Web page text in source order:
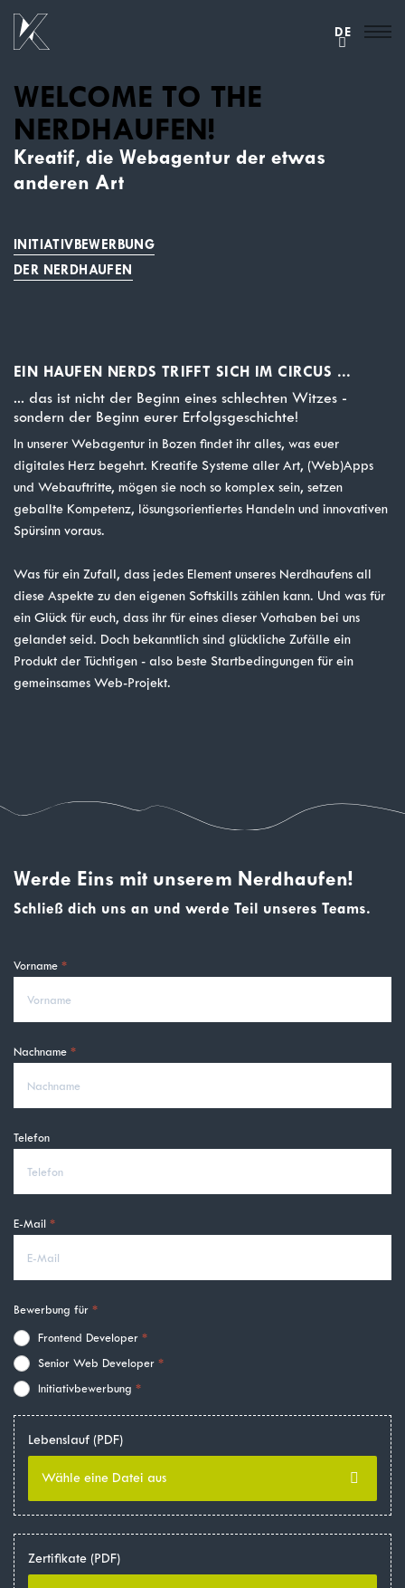
DE
WELCOME TO THE
NERDHAUFEN!
Kreatif, die Webagentur der etwas
anderen Art
INITIATIVBEWERBUNG
DER NERDHAUFEN
EIN HAUFEN NERDS TRIFFT SICH IM CIRCUS ...
... das ist nicht der Beginn eines schlechten Witzes -
sondern der Beginn eurer Erfolgsgeschichte!
In unserer Webagentur in Bozen findet ihr alles, was euer
digitales Herz begehrt. Kreatife Systeme aller Art, (Web)Apps
und Webauftritte, mögen sie noch so komplex sein, setzen
geballte Kompetenz, lösungsorientiertes Handeln und innovativen
Spürsinn voraus.
Was für ein Zufall, dass jedes Element unseres Nerdhaufens all
diese Aspekte zu den eigenen Softskills zählen kann. Und was für
ein Glück für euch, dass ihr für eines dieser Vorhaben bei uns
gelandet seid. Doch bekanntlich sind glückliche Zufälle ein
Produkt der Tüchtigen - also beste Startbedingungen für ein
gemeinsames Web-Projekt.
Werde Eins mit unserem Nerdhaufen!
Schließ dich uns an und werde Teil unseres Teams.
Vorname
Nachname
Telefon
E-Mail
Bewerbung für
Frontend Developer
Senior Web Developer
Initiativbewerbung
Lebenslauf (PDF)
Wähle eine Datei aus
Zertifikate (PDF)